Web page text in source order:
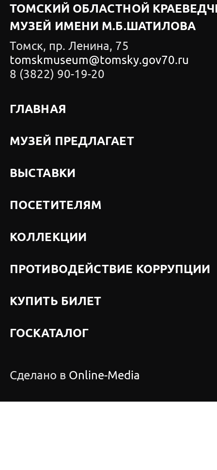
ТОМСКИЙ ОБЛАСТНОЙ
МУЗЕЙ ИМЕНИ М.Б.ШАТИЛОВА
Томск, пр. Ленина, 75
tomskmuseum@tomsky.gov70.ru
8 (3822) 90-19-20
ГЛАВНАЯ
МУЗЕЙ ПРЕДЛАГАЕТ
ВЫСТАВКИ
ПОСЕТИТЕЛЯМ
КОЛЛЕКЦИИ
ПРОТИВОДЕЙСТВИЕ КОРРУПЦИИ
КУПИТЬ БИЛЕТ
ГОСКАТАЛОГ
Сделано в Online-Media